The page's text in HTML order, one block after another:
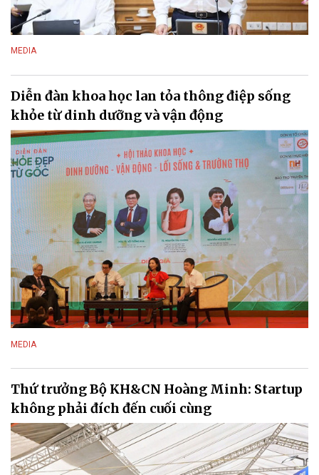
MEDIA
Diễn đàn khoa học lan tỏa thông điệp sống
khỏe từ dinh dưỡng và vận động
MEDIA
Thứ trưởng Bộ KH&CN Hoàng Minh: Startup
không phải đích đến cuối cùng